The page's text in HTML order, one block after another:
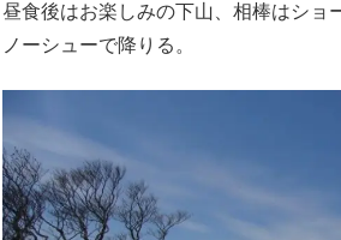
昼食後はお楽しみの下山、相棒はショ
ノーシューで降りる。